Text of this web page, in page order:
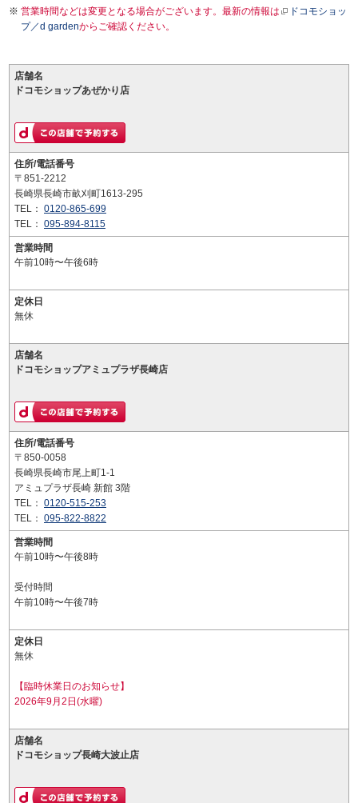
営業時間などは変更となる場合がございます。最新の情報は
ドコモショッ
プ／d gardenからご確認ください。
店舗名
ドコモショップあぜかり店
住所/電話番号
〒851-2212
長崎県長崎市畝刈町1613-295
TEL： 0120-865-699
TEL： 095-894-8115
営業時間
午前10時〜午後6時
定休日
無休
店舗名
ドコモショップアミュプラザ長崎店
住所/電話番号
〒850-0058
長崎県長崎市尾上町1-1
アミュプラザ長崎 新館 3階
TEL： 0120-515-253
TEL： 095-822-8822
営業時間
午前10時〜午後8時
受付時間
午前10時〜午後7時
定休日
無休
【臨時休業日のお知らせ】
2026年9月2日(水曜)
店舗名
ドコモショップ長崎大波止店